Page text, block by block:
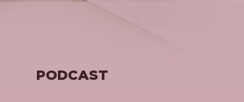
PODCAST